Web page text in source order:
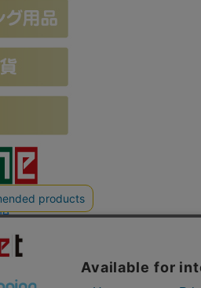
払方法について